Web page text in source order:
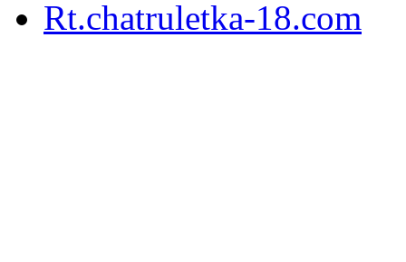
Rt.chatruletka-18.com